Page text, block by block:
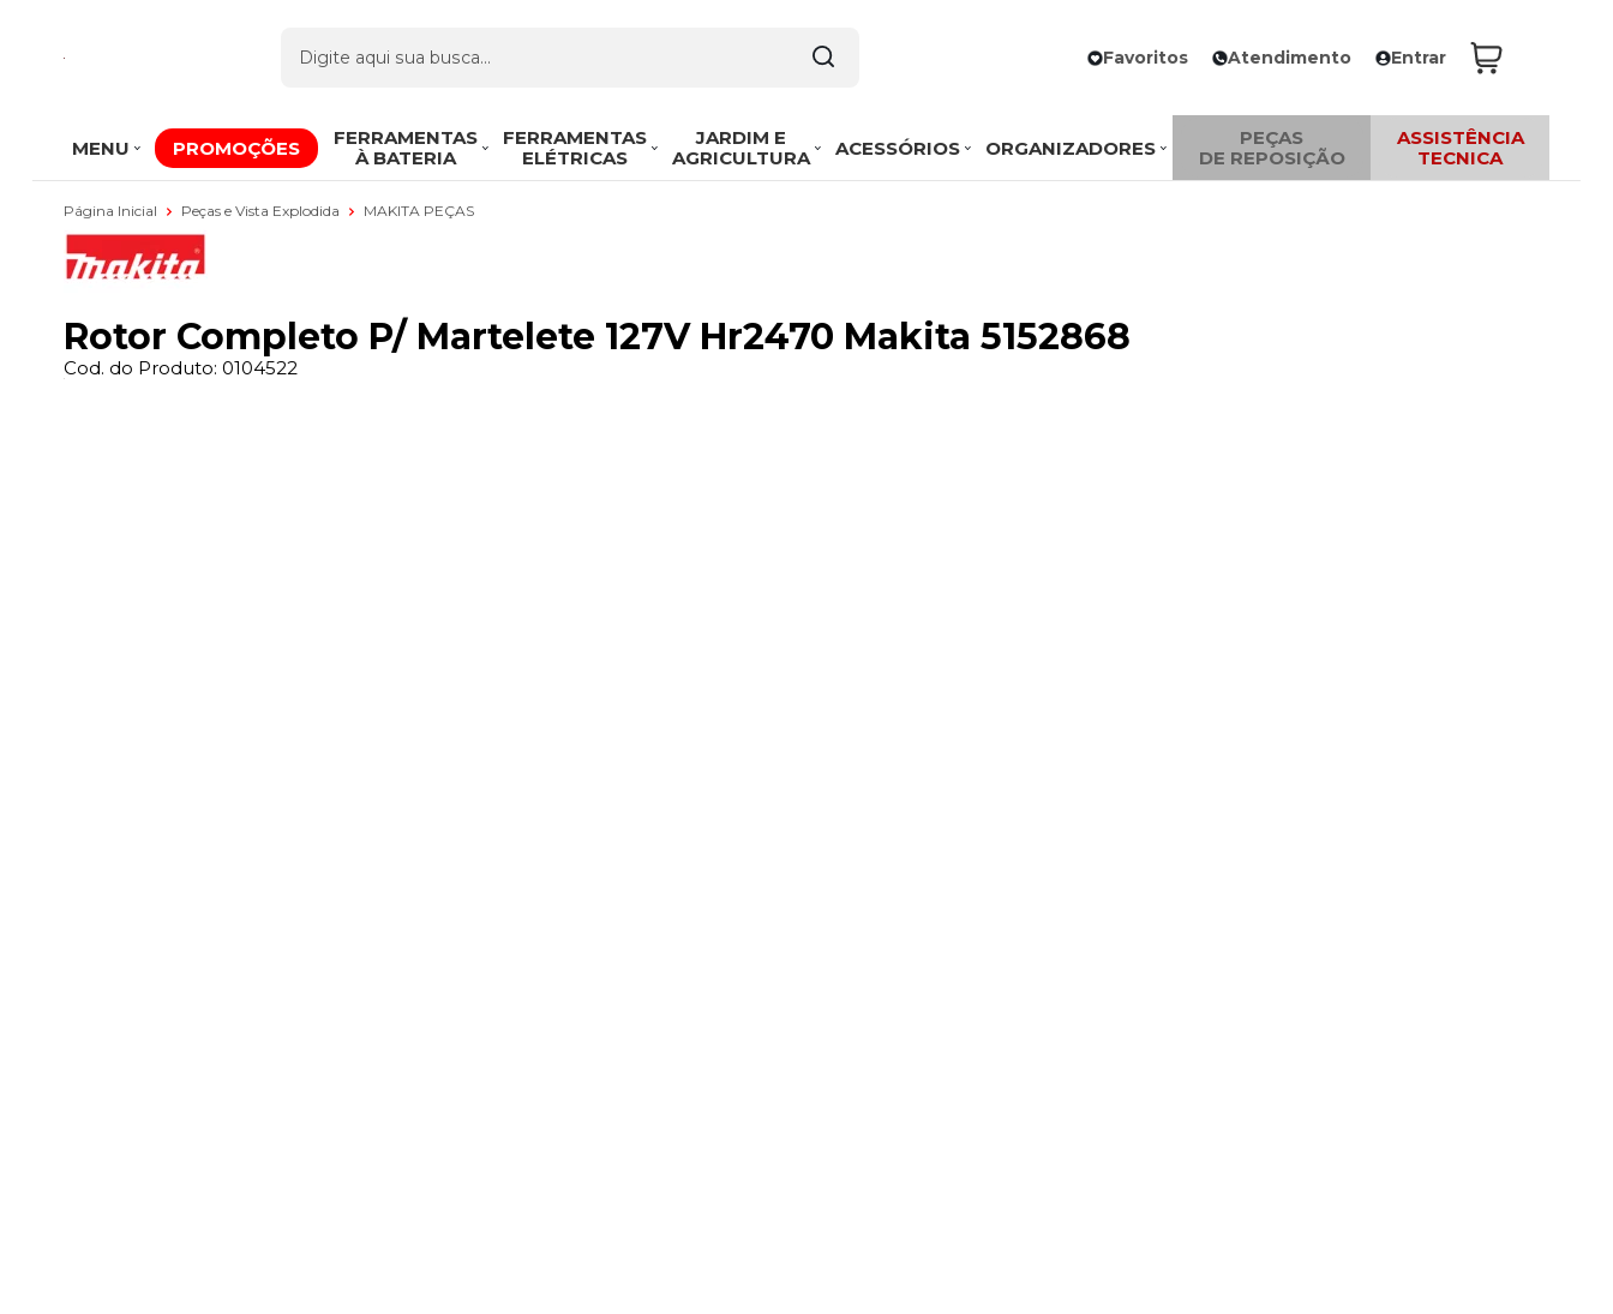
Favoritos Atendimento Entrar
MENU PROMOÇÕES
FERRAMENTAS
À BATERIA
FERRAMENTAS
ELÉTRICAS
JARDIM E
AGRICULTURA
ACESSÓRIOS ORGANIZADORES
PEÇAS
DE REPOSIÇÃO
ASSISTÊNCIA
TECNICA
Página Inicial Peças e Vista Explodida MAKITA PEÇAS
Rotor Completo P/ Martelete 127V Hr2470 Makita 5152868
Cod. do Produto: 0104522